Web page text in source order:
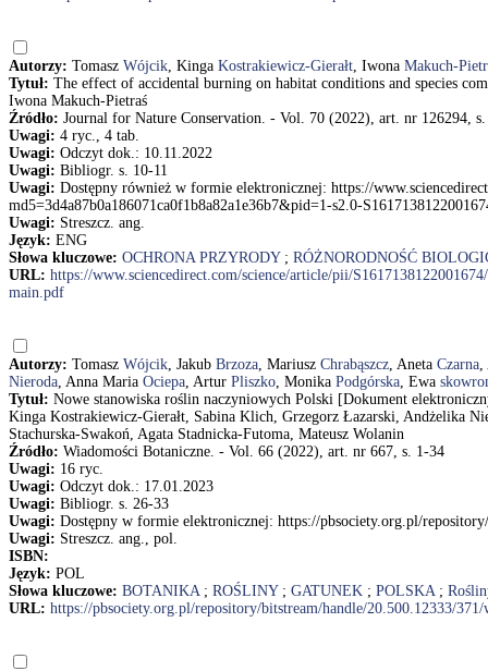
Autorzy: Tomasz Wójcik, Kinga Kostrakiewicz-Gierałt, Iwona Makuch-
Tytuł: The effect of accidental burning on habitat conditions and species
Iwona Makuch-Pietraś
Źródło: Journal for Nature Conservation. - Vol. 70 (2022), art. nr 126294,
Uwagi: 4 ryc., 4 tab.
Uwagi: Odczyt dok.: 10.11.2022
Uwagi: Bibliogr. s. 10-11
Uwagi: Dostępny również w formie elektronicznej: https://
md5=3d4a87b0a186071ca0f1b8a82a1e36b7&pid=1-s2.0-
Uwagi: Streszcz. ang.
Język: ENG
Słowa kluczowe: OCHRONA PRZYRODY; RÓŻNORODNOŚĆ
URL: https://www.sciencedirect.com/science/article/pii/
main.pdf
Autorzy: Tomasz Wójcik, Jakub Brzoza, Mariusz Chrabąszcz, Aneta Czarna,
Nieroda, Anna Maria Ociepa, Artur Pliszko, Monika Podgórska, Ewa
Tytuł: Nowe stanowiska roślin naczyniowych Polski [Dokument
Kinga Kostrakiewicz-Gierałt, Sabina Klich, Grzegorz Łazarski, Andżelika
Stachurska-Swakoń, Agata Stadnicka-Futoma, Mateusz Wolanin
Źródło: Wiadomości Botaniczne. - Vol. 66 (2022), art. nr 667, s. 1-34
Uwagi: 16 ryc.
Uwagi: Odczyt dok.: 17.01.2023
Uwagi: Bibliogr. s. 26-33
Uwagi: Dostępny w formie elektronicznej: https://pbsociety.org.pl/
Uwagi: Streszcz. ang., pol.
ISBN:
Język: POL
Słowa kluczowe: BOTANIKA; ROŚLINY; GATUNEK ; POLSKA;
URL: https://pbsociety.org.pl/repository/bitstream/handle/20.500.12333/